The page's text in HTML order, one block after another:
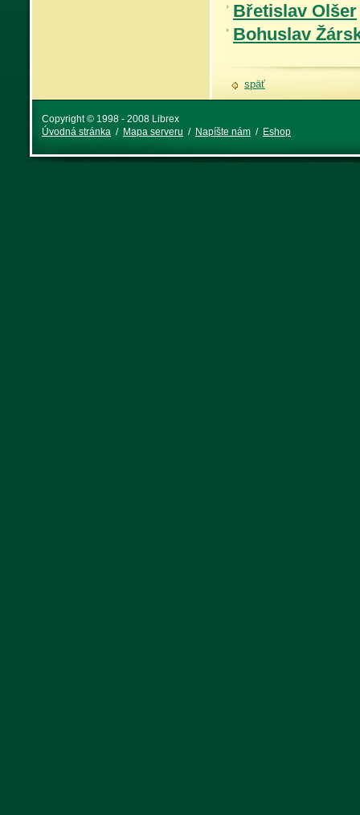
Břetislav Olšer
Bohuslav
späť
Copyright © 1998 - 2008 Librex
Úvodná stránka / Mapa serveru / Napíšte nám / Eshop